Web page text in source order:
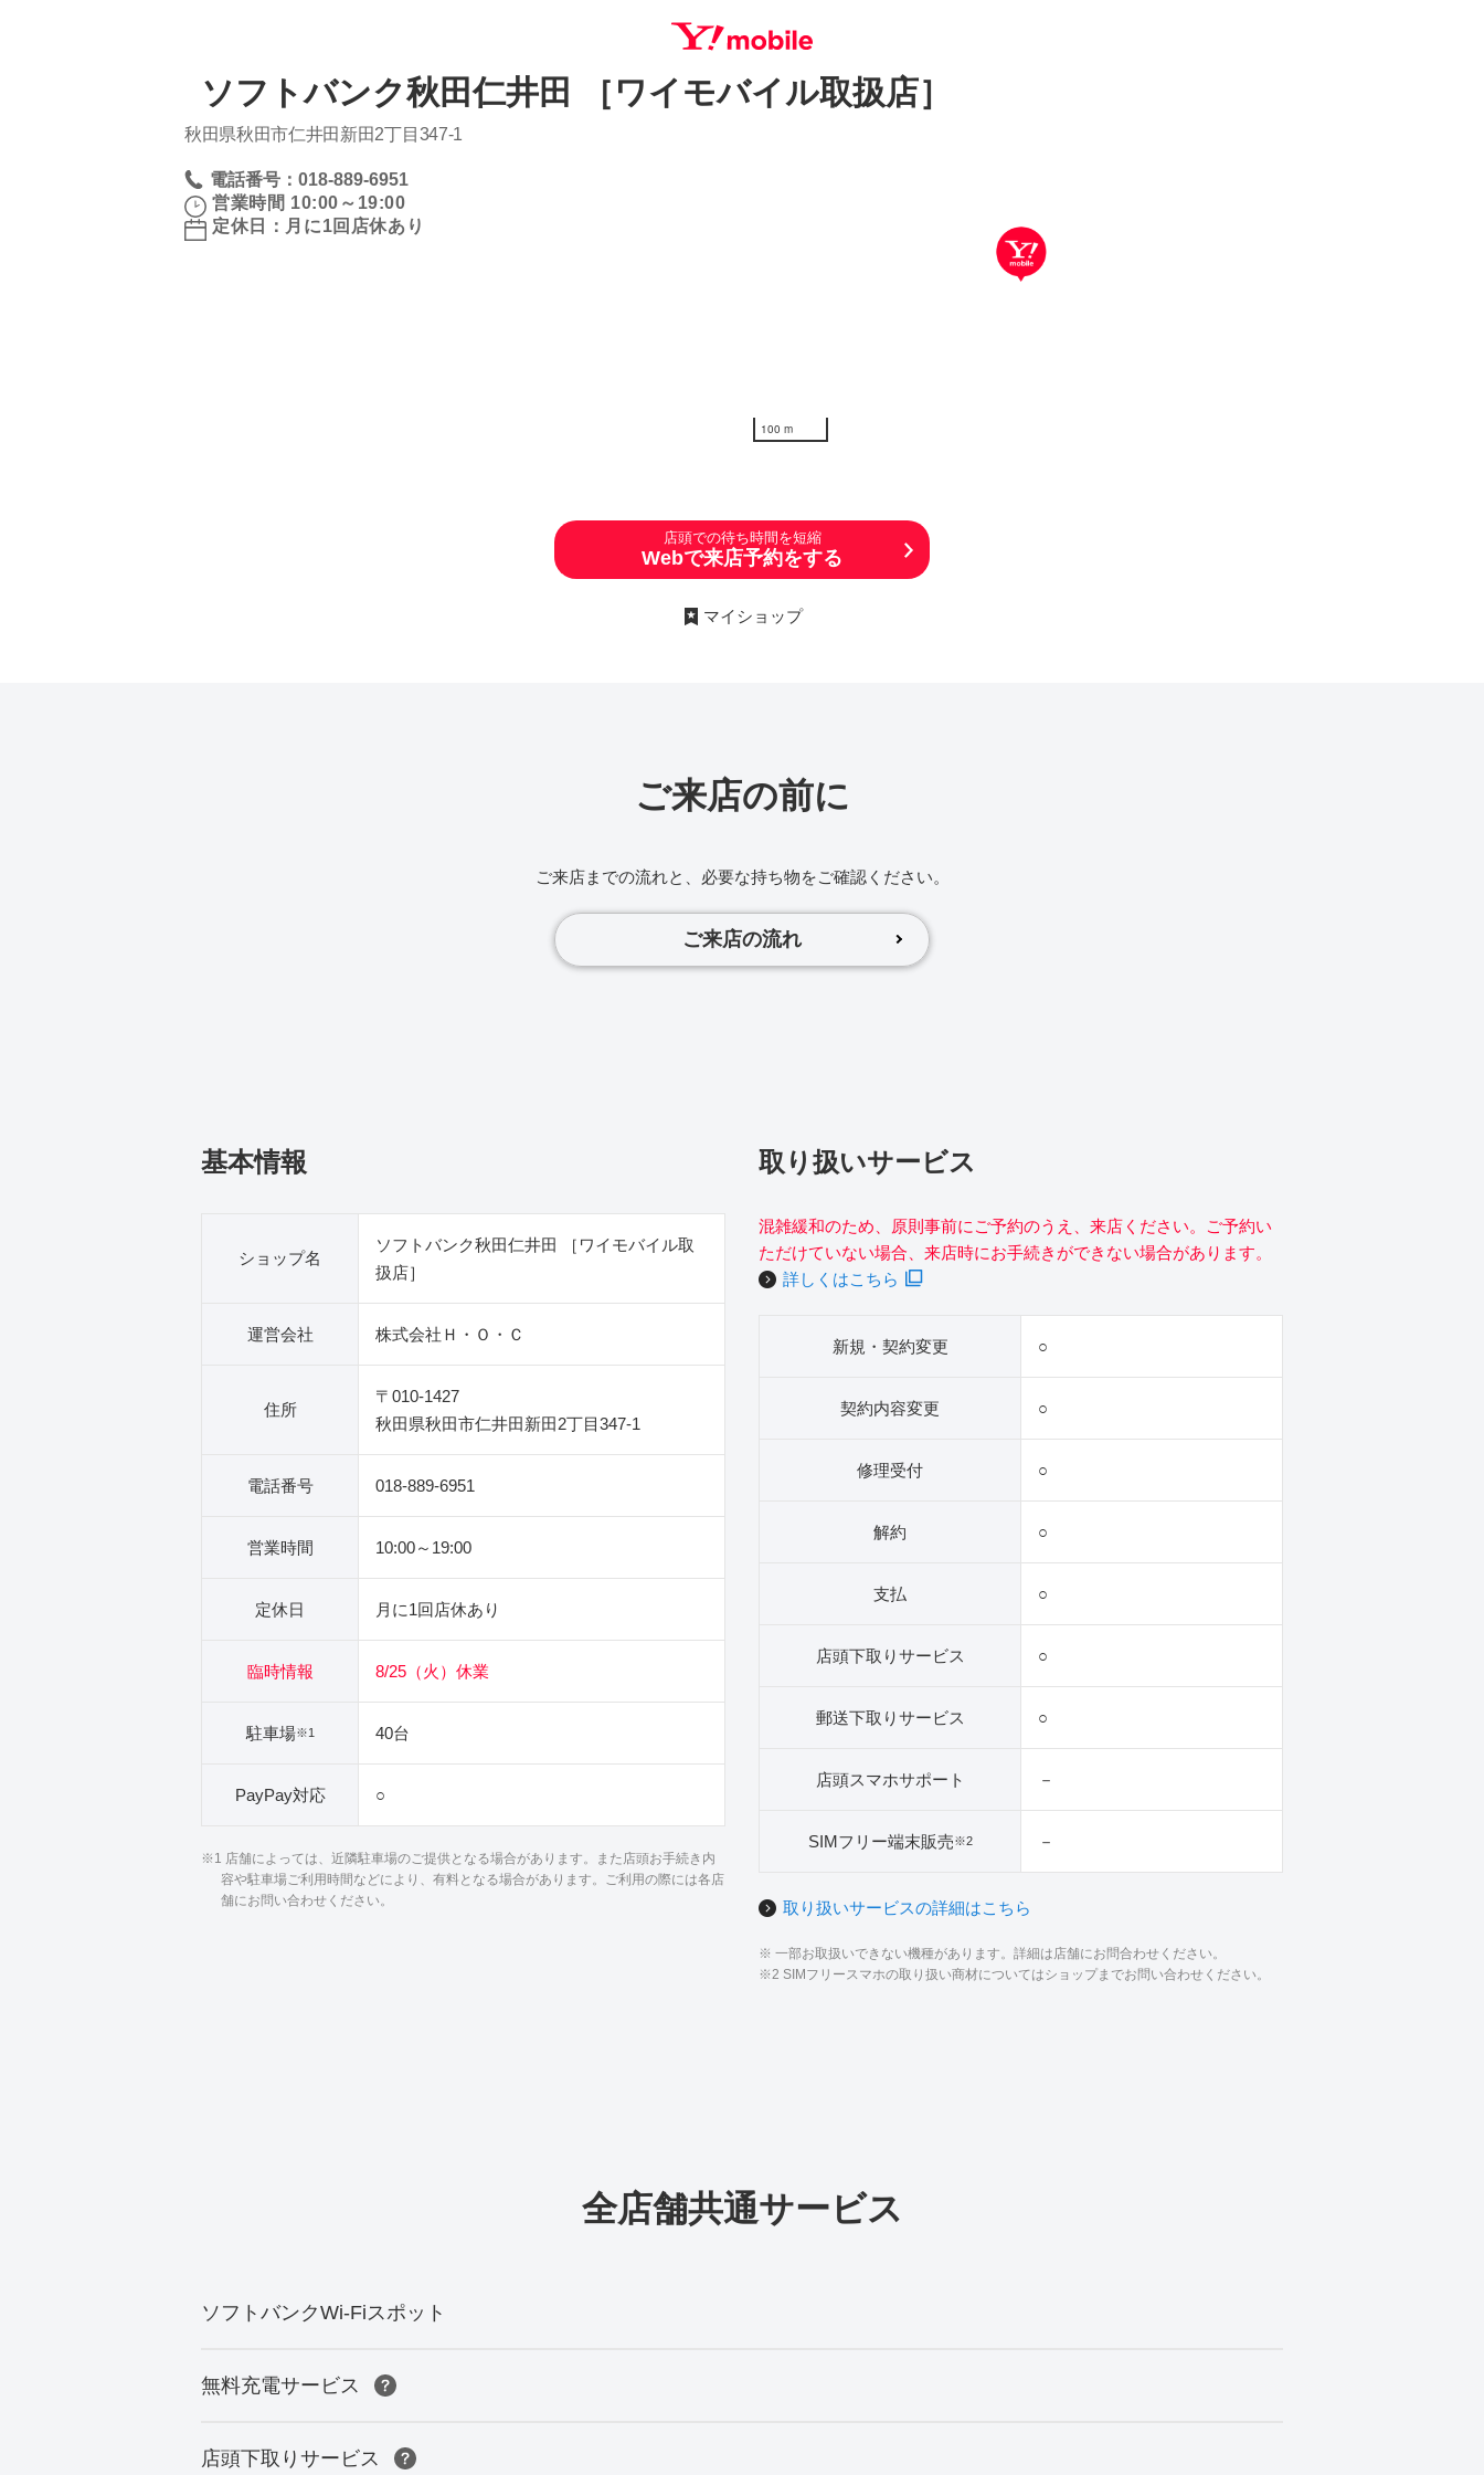
SEARCH
ソフトバンク秋田仁井田 ［ワイモバイル取扱店］
秋田県秋田市仁井田新田2丁目347‐1
電話番号：018-889-6951
営業時間 10:00～19:00
定休日：月に1回店休あり
100 m
店頭での待ち時間を短縮
Webで来店予約をする
マイショップ
ご来店の前に
ご来店までの流れと、必要な持ち物をご確認ください。
ご来店の流れ
基本情報
ショップ名
ソフトバンク秋田仁井田 ［ワイモバイル取
扱店］
運営会社 株式会社Ｈ・Ｏ・Ｃ
住所
〒010-1427
秋田県秋田市仁井田新田2丁目347‐1
電話番号 018-889-6951
営業時間 10:00～19:00
定休日 月に1回店休あり
臨時情報 8/25（火）休業
駐車場※1 40台
PayPay対応 ○
※1 店舗によっては、近隣駐車場のご提供となる場合があります。また店頭お手続き内
容や駐車場ご利用時間などにより、有料となる場合があります。ご利用の際には各店
舗にお問い合わせください。
取り扱いサービス
混雑緩和のため、原則事前にご予約のうえ、来店ください。ご予約い
ただけていない場合、来店時にお手続きができない場合があります。
詳しくはこちら
新規・契約変更 ○
契約内容変更 ○
修理受付 ○
解約 ○
支払 ○
店頭下取りサービス ○
郵送下取りサービス ○
店頭スマホサポート －
SIMフリー端末販売※2 －
取り扱いサービスの詳細はこちら
※ 一部お取扱いできない機種があります。詳細は店舗にお問合わせください。
※2 SIMフリースマホの取り扱い商材についてはショップまでお問い合わせください。
全店舗共通サービス
ソフトバンクWi-Fiスポット
無料充電サービス
店頭下取りサービス